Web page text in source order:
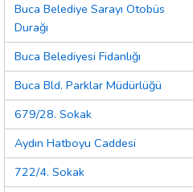
Buca Belediye Sarayı Otobüs
Durağı
Buca Belediyesi Fidanlığı
Buca Bld. Parklar Müdürlüğü
679/28. Sokak
Aydın Hatboyu Caddesi
722/4. Sokak